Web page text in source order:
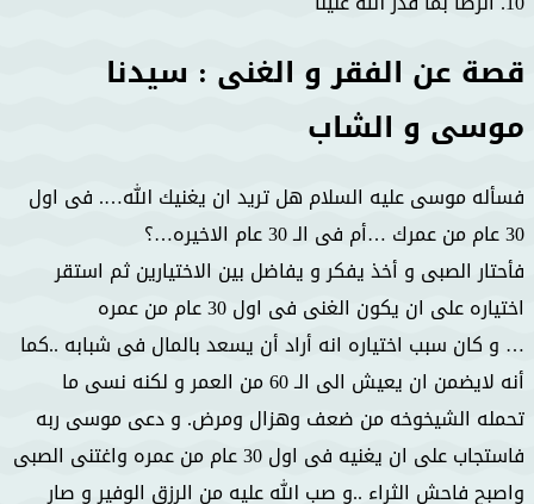
قصة عن الفقر و الغنى : سيدنا
موسى و الشاب
فسأله موسى عليه السلام هل تريد ان يغنيك الله…. فى اول
30 عام من عمرك …أم فى الـ 30 عام الاخيره…؟
فأحتار الصبى و أخذ يفكر و يفاضل بين الاختيارين ثم استقر
اختياره على ان يكون الغنى فى اول 30 عام من عمره
… و كان سبب اختياره انه أراد أن يسعد بالمال فى شبابه ..كما
أنه لايضمن ان يعيش الى الـ 60 من العمر و لكنه نسى ما
تحمله الشيخوخه من ضعف وهزال ومرض. و دعى موسى ربه
فاستجاب على ان يغنيه فى اول 30 عام من عمره واغتنى الصبى
واصبح فاحش الثراء ..و صب الله عليه من الرزق الوفير و صار